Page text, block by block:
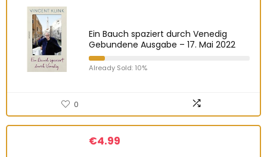
Ein Bauch spaziert durch Venedig
Gebundene Ausgabe – 17. Mai 2022
Already Sold: 10%
0
€4.99